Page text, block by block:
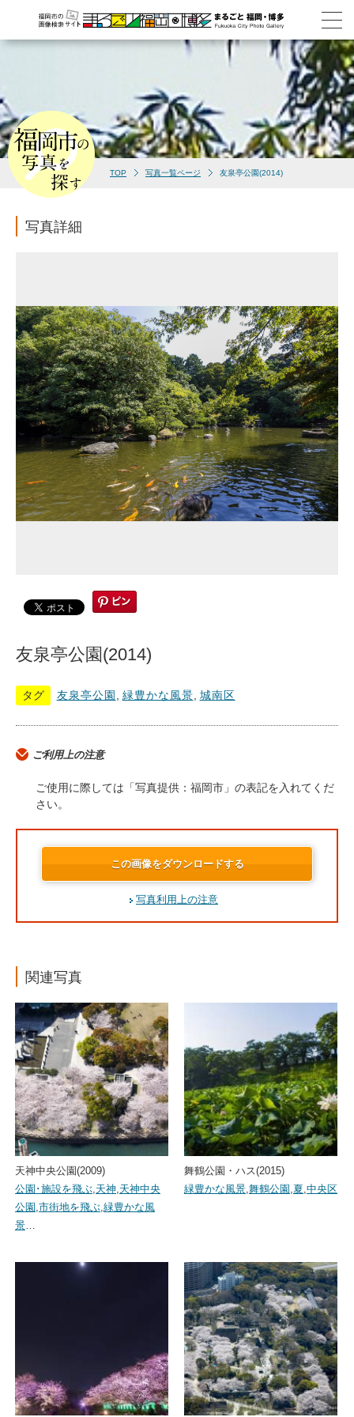
TOP 写真一覧ページ 友泉亭公園(2014)
写真詳細
友泉亭公園(2014)
タグ 友泉亭公園 緑豊かな風景 城南区
ご利用上の注意
ご使用に際しては「写真提供：福岡市」の表記を入れてくだ
さい。
この画像をダウンロードする
写真利用上の注意
関連写真
天神中央公園(2009)
公園･施設を飛ぶ,天神,天神中央
公園 ,市街地を飛ぶ,緑豊かな風
景…
舞鶴公園・ハス(2015)
緑豊かな風景,舞鶴公園 ,夏,中央区